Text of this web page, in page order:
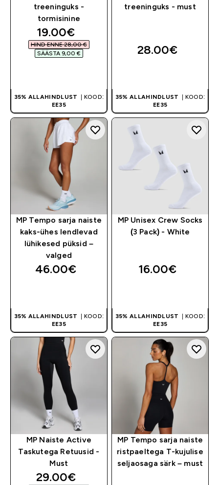
treeninguks -
tormisinine
discounted price
19.00€‎
HIND ENNE 28,00 €‎
SÄÄSTA 9,00 €‎
35% ALLAHINDLUST
| KOOD:
EE35
treeninguks - must
28.00€‎
35% ALLAHINDLUST
| KOOD:
EE35
MP Tempo sarja naiste
kaks-ühes lendlevad
lühikesed püksid –
valged
46.00€‎
35% ALLAHINDLUST
| KOOD:
EE35
MP Unisex Crew Socks
(3 Pack) - White
16.00€‎
35% ALLAHINDLUST
| KOOD:
EE35
MP Naiste Active
Taskutega Retuusid -
Must
discounted price
29.00€‎
MP Tempo sarja naiste
ristpaeltega T-kujulise
seljaosaga särk – must